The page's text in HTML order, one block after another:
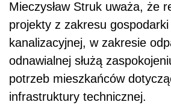
Mieczysław Struk uważa, że
projekty z zakresu
kanalizacyjnej, w zakresie
odnawialnej służą
potrzeb mieszkańców
infrastruktury technicznej.